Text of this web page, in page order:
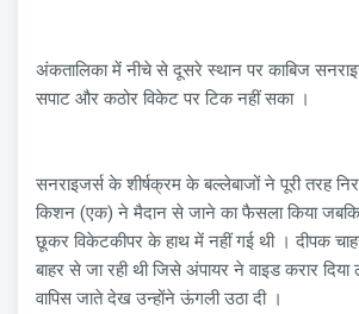
अंकतालिका में नीचे से दूसरे स्थान पर काबिज
सपाट और कठोर विकेट पर टिक नहीं सका ।
सनराइजर्स के शीर्षक्रम के बल्लेबाजों ने पूरी तरह
किशन (एक) ने मैदान से जाने का फैसला किया
छूकर विकेटकीपर के हाथ में नहीं गई थी । दीपक
बाहर से जा रही थी जिसे अंपायर ने वाइड करार
वापिस जाते देख उन्होंने ऊंगली उठा दी ।